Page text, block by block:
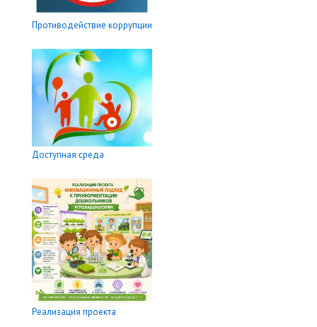
Противодействие коррупции
Доступная среда
Реализация проекта